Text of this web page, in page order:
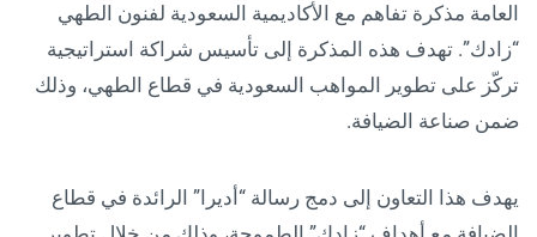
العامة مذكرة تفاهم مع الأكاديمية السعودية لفنون الطهي
“زادك”. تهدف هذه المذكرة إلى تأسيس شراكة استراتيجية
تركّز على تطوير المواهب السعودية في قطاع الطهي، وذلك
ضمن صناعة الضيافة.
يهدف هذا التعاون إلى دمج رسالة “أديرا” الرائدة في قطاع